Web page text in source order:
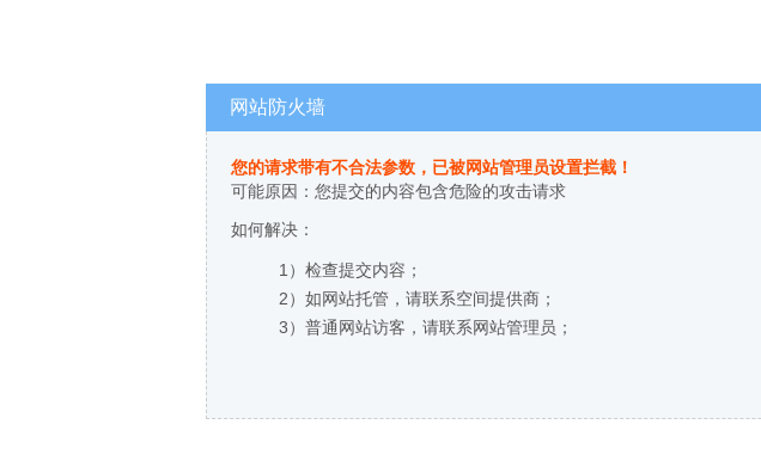
网站防火墙
您的请求带有不合法参数，已被网站管理员设置拦截！
可能原因：您提交的内容包含危险的攻击请求
如何解决：
1）检查提交内容；
2）如网站托管，请联系空间提供商；
3）普通网站访客，请联系网站管理员；